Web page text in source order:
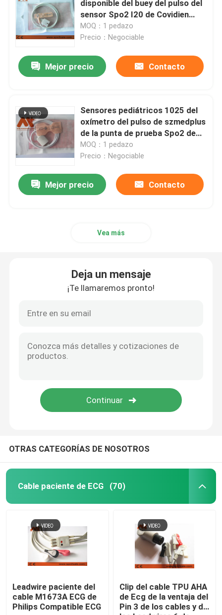
Transductor de IBP
punta de prueba médica de la temperatura
Transductor fetal
Cable de Holter
Sonda de transductor de ultrasonido
disponible del buey del pulso del
sensor Spo2 I20 de Covidien
Nellcor del CE
MOQ：1 pedazo
Precio：Negociable
Mejor precio Contacto
Sensores pediátricos 1025 del
oxímetro del pulso de szmedplus
de la punta de prueba Spo2 de
Lnop
MOQ：1 pedazo
Precio：Negociable
Mejor precio Contacto
Vea más
Deja un mensaje
¡Te llamaremos pronto!
OTRAS CATEGORÍAS DE NOSOTROS
Cable paciente de ECG (70)
Leadwire paciente del
cable M1673A ECG de
Philips Compatible ECG
Clip del cable TPU AHA
de Ecg de la ventaja del
Pin 3 de los cables y de